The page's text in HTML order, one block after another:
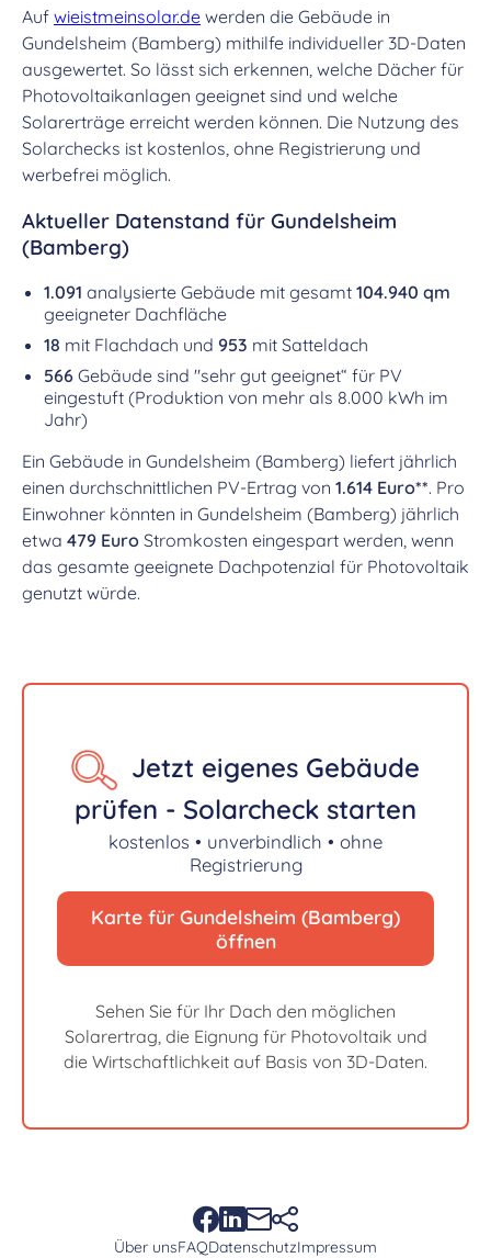
Auf wieistmeinsolar.de werden die Gebäude in
Gundelsheim (Bamberg) mithilfe individueller 3D-Daten
ausgewertet. So lässt sich erkennen, welche Dächer für
Photovoltaikanlagen geeignet sind und welche
Solarerträge erreicht werden können. Die Nutzung des
Solarchecks ist kostenlos, ohne Registrierung und
werbefrei möglich.
Aktueller Datenstand für Gundelsheim
(Bamberg)
1.091 analysierte Gebäude mit gesamt 104.940 qm
geeigneter Dachfläche
18 mit Flachdach und 953 mit Satteldach
566 Gebäude sind "sehr gut geeignet“ für PV
eingestuft (Produktion von mehr als 8.000 kWh im
Jahr)
Ein Gebäude in Gundelsheim (Bamberg) liefert jährlich
einen durchschnittlichen PV-Ertrag von 1.614 Euro**. Pro
Einwohner könnten in Gundelsheim (Bamberg) jährlich
etwa 479 Euro Stromkosten eingespart werden, wenn
das gesamte geeignete Dachpotenzial für Photovoltaik
genutzt würde.
Jetzt eigenes Gebäude
prüfen - Solarcheck starten
kostenlos • unverbindlich • ohne
Registrierung
Karte für Gundelsheim (Bamberg)
öffnen
Sehen Sie für Ihr Dach den möglichen
Solarertrag, die Eignung für Photovoltaik und
die Wirtschaftlichkeit auf Basis von 3D-Daten.
Über unsFAQDatenschutzImpressum